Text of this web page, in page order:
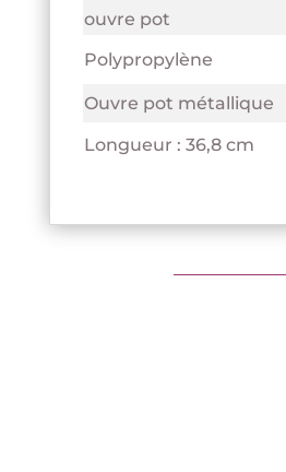
ouvre pot
Polypropylène
Ouvre pot métallique
Longueur : 36,8 cm